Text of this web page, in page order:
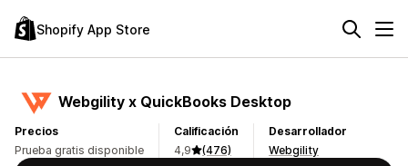
Shopify App Store
Webgility x QuickBooks Desktop
Precios
Prueba gratis disponible
Calificación
4,9
(476)
Desarrollador
Webgility